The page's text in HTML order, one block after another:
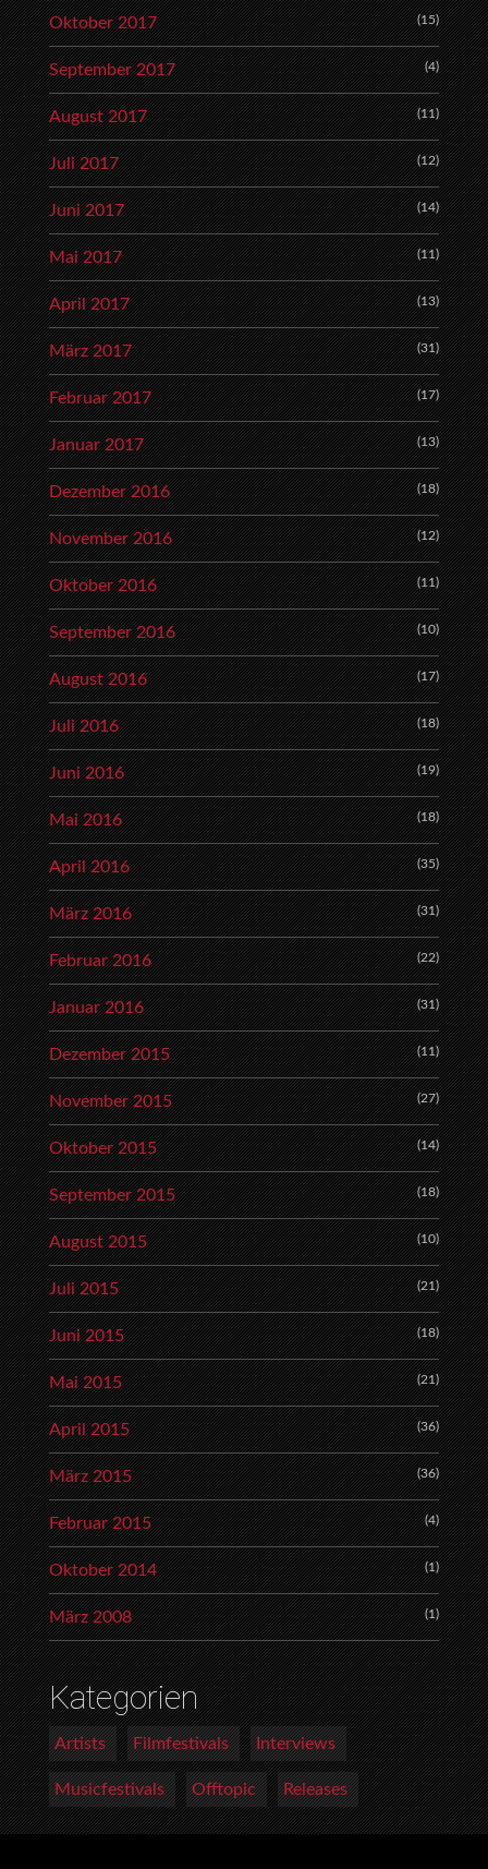
Oktober 2017 (15)
September 2017 (4)
August 2017 (11)
Juli 2017 (12)
Juni 2017 (14)
Mai 2017 (11)
April 2017 (13)
März 2017 (31)
Februar 2017 (17)
Januar 2017 (13)
Dezember 2016 (18)
November 2016 (12)
Oktober 2016 (11)
September 2016 (10)
August 2016 (17)
Juli 2016 (18)
Juni 2016 (19)
Mai 2016 (18)
April 2016 (35)
März 2016 (31)
Februar 2016 (22)
Januar 2016 (31)
Dezember 2015 (11)
November 2015 (27)
Oktober 2015 (14)
September 2015 (18)
August 2015 (10)
Juli 2015 (21)
Juni 2015 (18)
Mai 2015 (21)
April 2015 (36)
März 2015 (36)
Februar 2015 (4)
Oktober 2014 (1)
März 2008 (1)
Kategorien
Artists Filmfestivals Interviews
Musicfestivals Offtopic Releases